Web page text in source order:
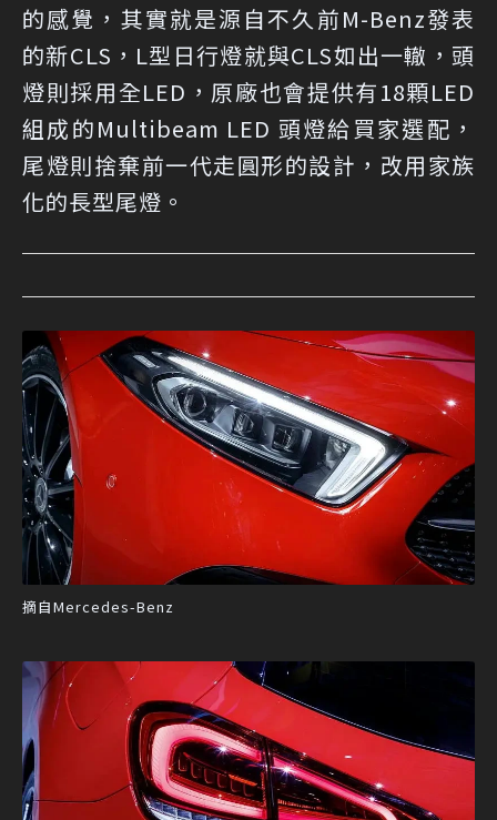
的感覺，其實就是源自不久前M-Benz發表
的新CLS，L型日行燈就與CLS如出一轍，頭
燈則採用全LED，原廠也會提供有18顆LED
組成的Multibeam LED 頭燈給買家選配，
尾燈則捨棄前一代走圓形的設計，改用家族
化的長型尾燈。
摘自Mercedes-Benz